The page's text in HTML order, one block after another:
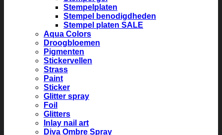
Stempelplaten
Stempel benodigdheden
Stempel platen SALE
Aqua Colors
Droogbloemen
Pigmenten
Stickervellen
Strass
Paint
Sticker
Glitter spray
Foil
Glitters
Inlay nail art
Diva Ombre Spray